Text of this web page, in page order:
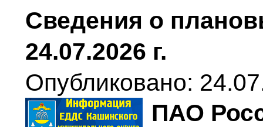
Сведения о
24.07.2026 г.
Опубликовано:
ПАО